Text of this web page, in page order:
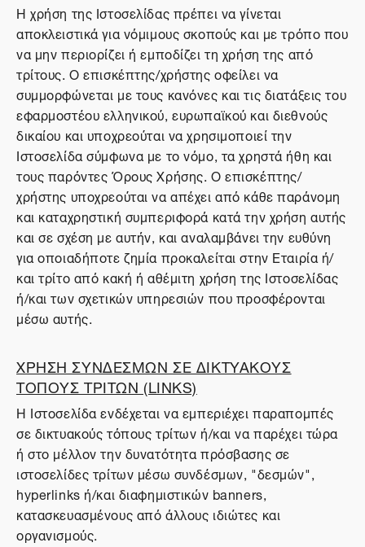
Η χρήση της Ιστοσελίδας πρέπει να γίνεται
αποκλειστικά για νόμιμους σκοπούς και με τρόπο που
να μην περιορίζει ή εμποδίζει τη χρήση της από
τρίτους. Ο επισκέπτης/χρήστης οφείλει να
συμμορφώνεται με τους κανόνες και τις διατάξεις του
εφαρμοστέου ελληνικού, ευρωπαϊκού και διεθνούς
δικαίου και υποχρεούται να χρησιμοποιεί την
Ιστοσελίδα σύμφωνα με το νόμο, τα χρηστά ήθη και
τους παρόντες Όρους Χρήσης. Ο επισκέπτης/
χρήστης υποχρεούται να απέχει από κάθε παράνομη
και καταχρηστική συμπεριφορά κατά την χρήση αυτής
και σε σχέση με αυτήν, και αναλαμβάνει την ευθύνη
για οποιαδήποτε ζημία προκαλείται στην Εταιρία ή/
και τρίτο από κακή ή αθέμιτη χρήση της Ιστοσελίδας
ή/και των σχετικών υπηρεσιών που προσφέρονται
μέσω αυτής.
ΧΡΗΣΗ ΣΥΝΔΕΣΜΩΝ ΣΕ ΔΙΚΤΥΑΚΟΥΣ
ΤΟΠΟΥΣ ΤΡΙΤΩΝ (LINKS)
Η Ιστοσελίδα ενδέχεται να εμπεριέχει παραπομπές
σε δικτυακούς τόπους τρίτων ή/και να παρέχει τώρα
ή στο μέλλον την δυνατότητα πρόσβασης σε
ιστοσελίδες τρίτων μέσω συνδέσμων, "δεσμών",
hyperlinks ή/και διαφημιστικών banners,
κατασκευασμένους από άλλους ιδιώτες και
οργανισμούς.